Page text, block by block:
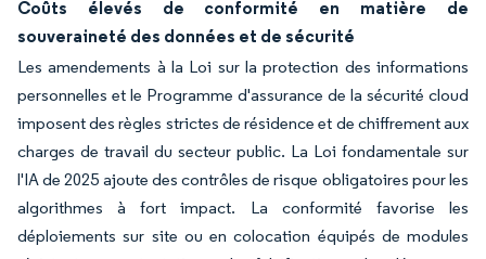
Coûts élevés de conformité en matière de
souveraineté des données et de sécurité
Les amendements à la Loi sur la protection des informations
personnelles et le Programme d'assurance de la sécurité cloud
imposent des règles strictes de résidence et de chiffrement aux
charges de travail du secteur public. La Loi fondamentale sur
l'IA de 2025 ajoute des contrôles de risque obligatoires pour les
algorithmes à fort impact. La conformité favorise les
déploiements sur site ou en colocation équipés de modules